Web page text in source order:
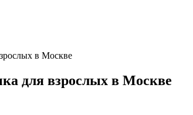
в Москве
для взрослых в Москве